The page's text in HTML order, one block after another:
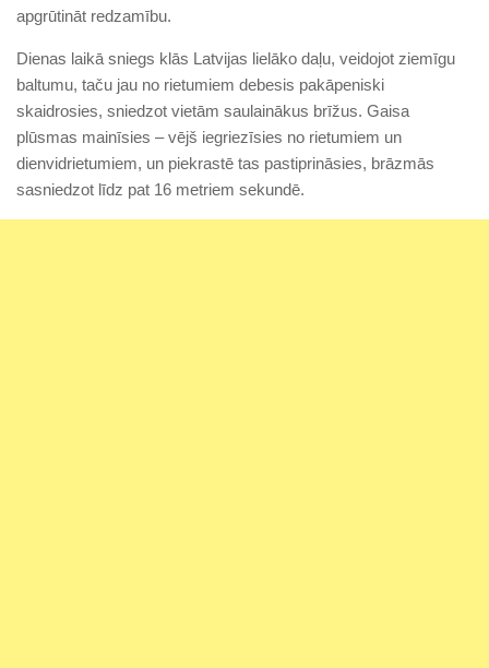
apgrūtināt redzamību.
Dienas laikā sniegs klās Latvijas lielāko daļu, veidojot ziemīgu
baltumu, taču jau no rietumiem debesis pakāpeniski
skaidrosies, sniedzot vietām saulainākus brīžus. Gaisa
plūsmas mainīsies – vējš iegriezīsies no rietumiem un
dienvidrietumiem, un piekrastē tas pastiprināsies, brāzmās
sasniedzot līdz pat 16 metriem sekundē.